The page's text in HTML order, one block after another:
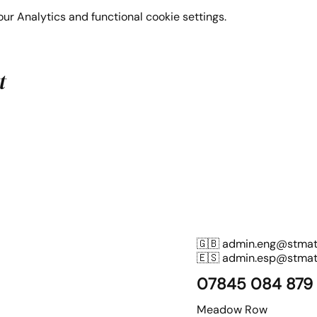
Analytics and functional cookie settings.
🇬🇧
🇪🇸
07845 084 879
Meadow Row